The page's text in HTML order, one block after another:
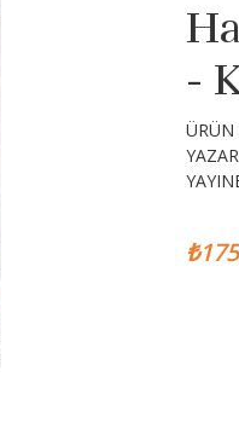
-
ÜRÜN